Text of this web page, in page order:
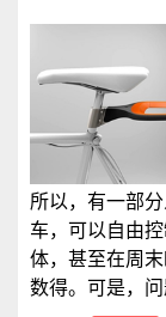
所以，有一部
车，可以自由
体，甚至在周
数得。可是，